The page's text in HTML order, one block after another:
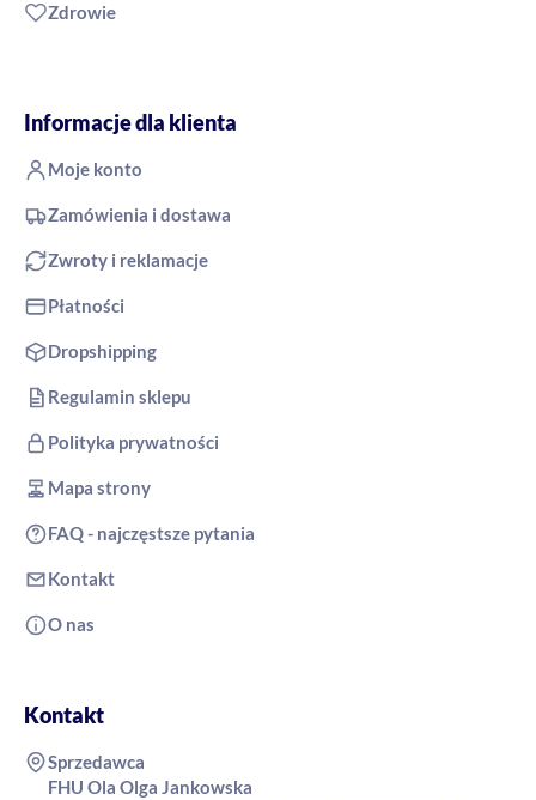
Zdrowie
Informacje dla klienta
Moje konto
Zamówienia i dostawa
Zwroty i reklamacje
Płatności
Dropshipping
Regulamin sklepu
Polityka prywatności
Mapa strony
FAQ - najczęstsze pytania
Kontakt
O nas
Kontakt
Sprzedawca
FHU Ola Olga Jankowska